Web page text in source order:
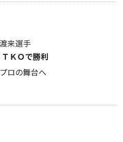
来選手
ＫＯで勝利
ロの舞台へ